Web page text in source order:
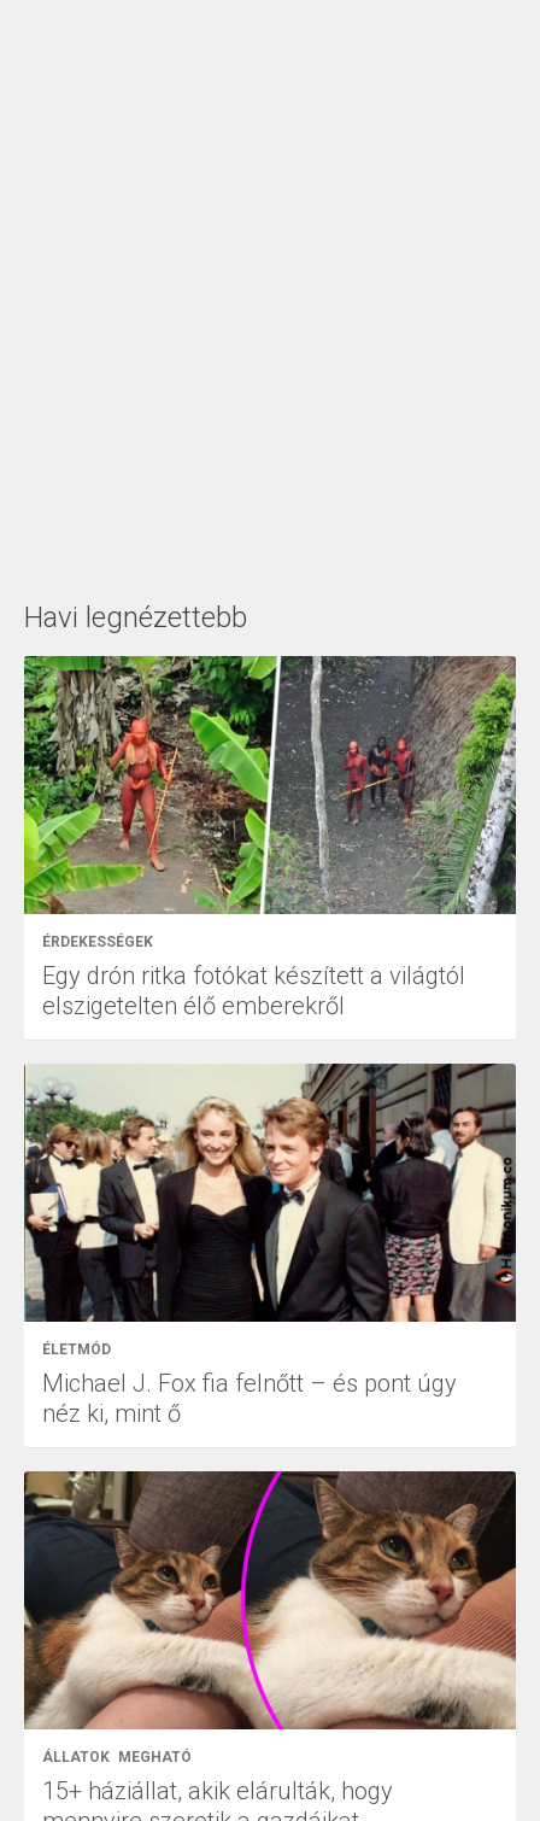
Havi legnézettebb
ÉRDEKESSÉGEK
Egy drón ritka fotókat készített a világtól
elszigetelten élő emberekről
ÉLETMÓD
Michael J. Fox fia felnőtt – és pont úgy
néz ki, mint ő
ÁLLATOK MEGHATÓ
15+ háziállat, akik elárulták, hogy